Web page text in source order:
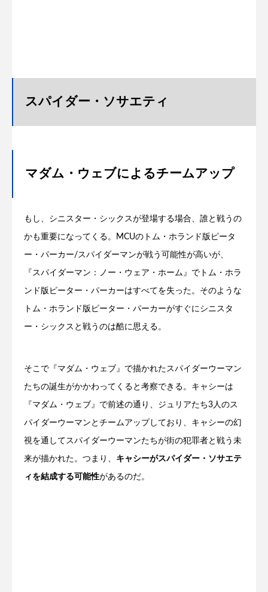
スパイダー・ソサエティ
マダム・ウェブによるチームアップ
もし、シニスター・シックスが登場する場合、誰と戦うの
かも重要になってくる。MCUのトム・ホランド版ピータ
ー・パーカー/スパイダーマンが戦う可能性が高いが、
『スパイダーマン：ノー・ウェア・ホーム』でトム・ホラ
ンド版ピーター・パーカーはすべてを失った。そのような
トム・ホランド版ピーター・パーカーがすぐにシニスタ
ー・シックスと戦うのは酷に思える。
そこで『マダム・ウェブ』で描かれたスパイダーウーマン
たちの誕生がかかわってくると考察できる。キャシーは
『マダム・ウェブ』で前述の通り、ジュリアたち3人のス
パイダーウーマンとチームアップしており、キャシーの幻
視を通してスパイダーウーマンたちが街の犯罪者と戦う未
来が描かれた。つまり、 キャシーがスパイダー・ソサエテ
ィを結成する可能性があるのだ。